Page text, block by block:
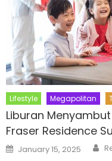
Lifestyle Megapolitan
Liburan
Fraser Residence
Posted
on
January 15, 2025